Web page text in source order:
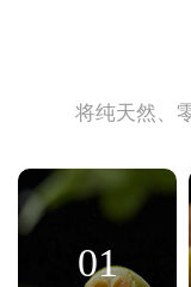
将纯天然、
01